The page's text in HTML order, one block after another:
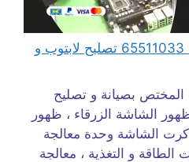
مهندس كمبيوتر النويصيب 65511033 تصليح لابتوب و
بصيانة و تصليح
الشاشة الزرقاء ، ظهور
الشاشة وحدة معالجة
و التغذية ، معالجة